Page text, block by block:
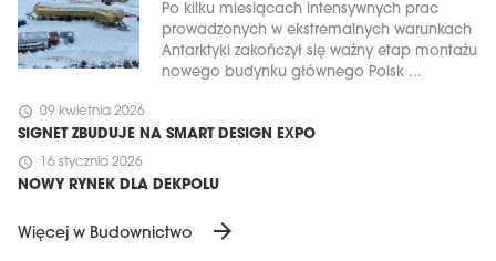
Po kilku miesiącach intensywnych prac
prowadzonych w ekstremalnych warunkach
Antarktyki zakończył się ważny etap montażu
nowego budynku głównego Polsk ...
schedule 09 kwietnia 2026
SIGNET ZBUDUJE NA SMART DESIGN EXPO
schedule 16 stycznia 2026
NOWY RYNEK DLA DEKPOLU
Więcej w Budownictwo arrow_forward